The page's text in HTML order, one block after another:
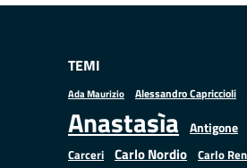
TEMI
Ada Maurizio Alessandro Capriccioli
Anastasìa Antigone
Carceri Carlo Nordio Carlo